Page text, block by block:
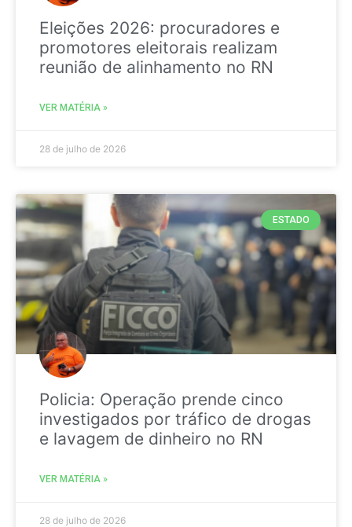
Eleições 2026: procuradores e
promotores eleitorais realizam
reunião de alinhamento no RN
VER MATÉRIA »
28 de julho de 2026
ESTADO
Policia: Operação prende cinco
investigados por tráfico de drogas
e lavagem de dinheiro no RN
VER MATÉRIA »
28 de julho de 2026